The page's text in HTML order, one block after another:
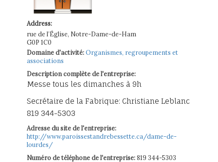
Address:
rue de l’Église, Notre-Dame-de-Ham
G0P 1C0
Domaine d'activité:Organismes, regroupements et
associations
Description complète de l'entreprise:
Messe tous les dimanches à 9h
Secrétaire de la Fabrique: Christiane Leblanc
819 344-5303
Adresse du site de l'entreprise:
http://www.paroissestandrebessette.ca/dame-de-
lourdes/
Numéro de téléphone de l'entreprise:819 344-5303